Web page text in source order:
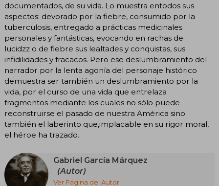
documentados, de su vida. Lo muestra entodos sus
aspectos: devorado por la fiebre, consumido por la
tuberculosis, entregado a prácticas medicinales
personales y fantásticas, evocando en rachas de
lucidzz o de fiebre sus lealtades y conquistas, sus
infidilidades y fracacos. Pero ese deslumbramiento del
narrador por la lenta agonía del personaje histórico
demuestra ser también un deslumbramiento por la
vida, por el curso de una vida que entrelaza
fragmentos mediante los cuales no sólo puede
reconstruirse el pasado de nuestra América sino
también el laberinto que,implacable en su rigor moral,
el héroe ha trazado.
Gabriel García Márquez
(Autor)
Ver Página del Autor